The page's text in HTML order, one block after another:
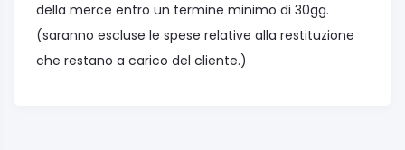
della merce entro un termine minimo di 30gg.
(saranno escluse le spese relative alla restituzione
che restano a carico del cliente.)